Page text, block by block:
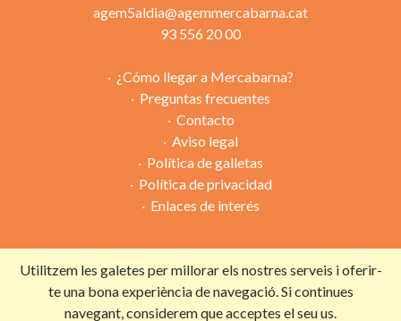
Utilitzem les galetes per millorar els nostres serveis i oferir-
te una bona experiència de navegació. Si continues
navegant, considerem que acceptes el seu us.
agem5aldia@agemmercabarna.cat
93 556 20 00
¿Cómo llegar a Mercabarna?
Preguntas frecuentes
Contacto
Aviso legal
Política de galletas
Política de privacidad
Enlaces de interés
Campaña organizada por: